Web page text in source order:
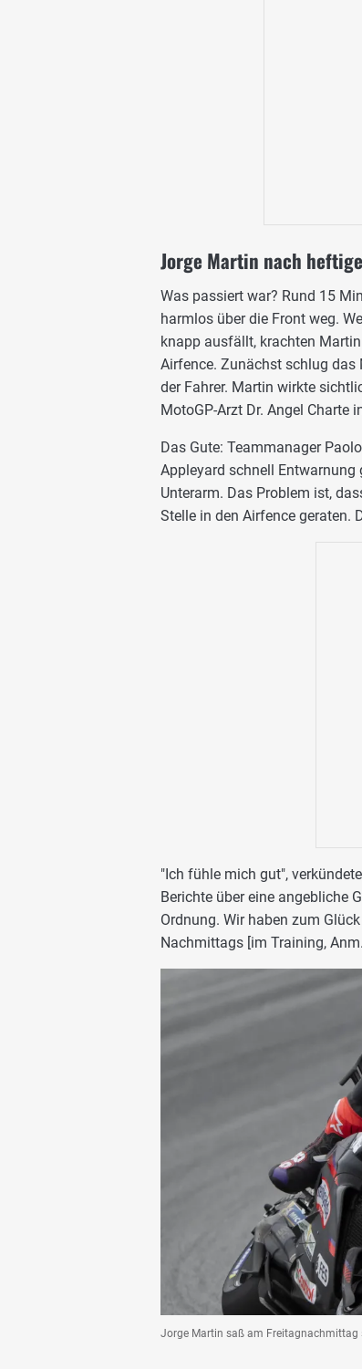
Jorge Martin nach
Was passiert war? Rund 15
harmlos über die Front weg.
knapp ausfällt, krachten
Airfence. Zunächst schlug das
der Fahrer. Martin wirkte
MotoGP-Arzt Dr. Angel Charte
Das Gute: Teammanager
Appleyard schnell Entwarnung
Unterarm. Das Problem ist,
Stelle in den Airfence geraten.
"Ich fühle mich gut",
Berichte über eine angebliche
Ordnung. Wir haben zum
Nachmittags [im Training,
Jorge Martin saß am Freitagnachmittag